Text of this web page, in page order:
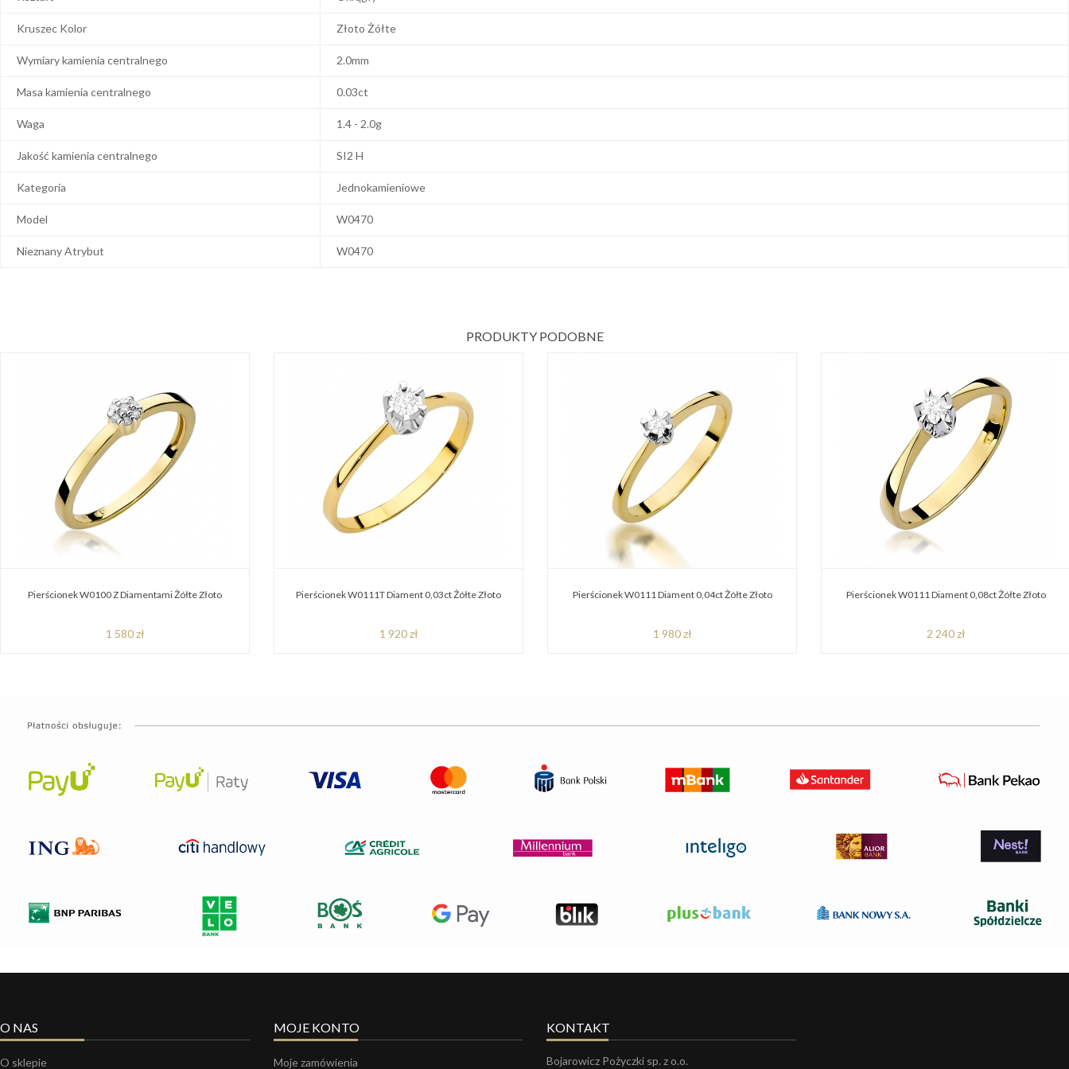
Kruszec Kolor Złoto Żółte
Wymiary kamienia centralnego 2.0mm
Masa kamienia centralnego 0.03ct
Waga 1.4 - 2.0g
Jakość kamienia centralnego SI2 H
Kategoria Jednokamieniowe
Model W0470
Nieznany Atrybut W0470
PRODUKTY PODOBNE
Pierścionek W0100 Z Diamentami Żółte Złoto
1 580 zł
Pierścionek W0111T Diament 0,03ct Żółte Złoto
1 920 zł
Pierścionek W0111 Diament 0,04ct Żółte Złoto
1 980 zł
Pierścionek W0111 Diament 0,08ct Żółte Złoto
2 240 zł
O NAS
O sklepie
MOJE KONTO
Moje zamówienia
KONTAKT
Bojarowicz Pożyczki sp. z o.o.